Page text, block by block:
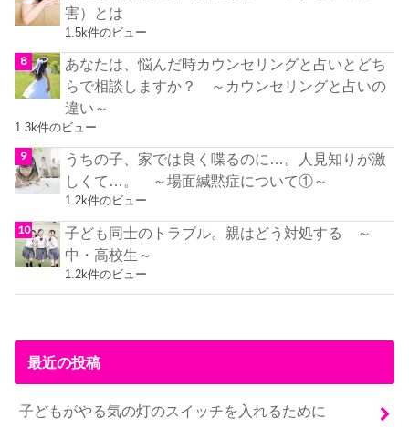
害）とは
1.5k件のビュー
あなたは、悩んだ時カウンセリングと占いとどち
らで相談しますか？ ～カウンセリングと占いの
違い～
1.3k件のビュー
うちの子、家では良く喋るのに…。人見知りが激
しくて…。 ～場面緘黙症について①～
1.2k件のビュー
子ども同士のトラブル。親はどう対処する ～
中・高校生～
1.2k件のビュー
最近の投稿
子どもがやる気の灯のスイッチを入れるために